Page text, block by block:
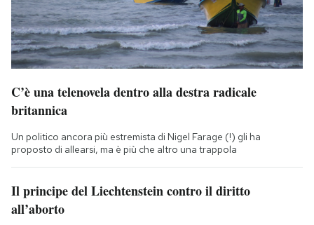
C’è una telenovela dentro alla destra radicale
britannica
Un politico ancora più estremista di Nigel Farage (!) gli ha
proposto di allearsi, ma è più che altro una trappola
Il principe del Liechtenstein contro il diritto
all’aborto